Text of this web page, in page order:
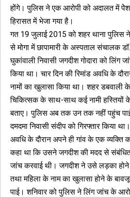
होंगे। पुलिस ने एक आरोपी को अदालत में
हिरासत में भेजा गया है।
गत 19 जुलाई 2015 को शहर थाना पुलिस
से मोगा में छापामारी के अस्पताल संचालक
घुकांवाली निवासी जगदीश गोदारा को लिंग
किया था। चार दिन की रिमांड अवधि के
नामों का खुलासा किया था। शहर
चिकित्सक के साथ-साथ कई नामी हस्तियों
बताए। पुलिस अब तक उन तक नहीं पहुंच
दमदमा निवासी संदीप को गिरफ्तार किया
अवधि के दौरान अपने ही गांव के एक व्यक्ति
कहा था कि उसने जगदीश की मदद से संबंधित
जांच करवाई थी। जगदीश ने उसे लड़का होने
तथा महिला के नाम का खुलासा होने के
पाई। शनिवार को पुलिस ने लिंग जांच के